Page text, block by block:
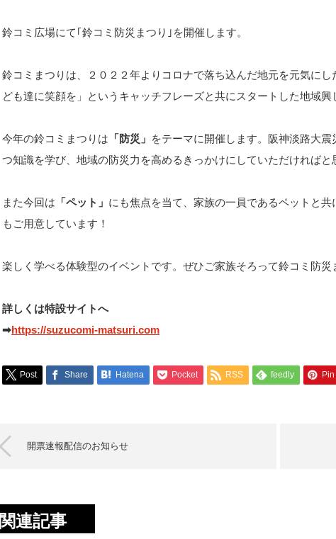
鈴コミ広場にて｢鈴コミ防災まつり｣を開催します。
鈴コミまつりは、２０２２年よりコロナで落ち込んだ地元を元気に
ども達に笑顔を」というキャッチフレーズと共にスタートした地域興
今年の鈴コミまつりは 「防災」 をテーマに開催します。阪神淡路大
つ知識を学び、地域の防災力を高めるきっかけにしていただければと
また今回は 「ペット」 にも焦点を当て、家族の一員であるペットと
もご用意しています！
楽しく学べる体験型のイベントです。ぜひご家族そろって鈴コミ防災
詳しくは特設サイトへ
➡https://suzucomi-matsuri.com
Post Share Hatena Pocket RSS feedly
開票速報配信のお知らせ
関連記事